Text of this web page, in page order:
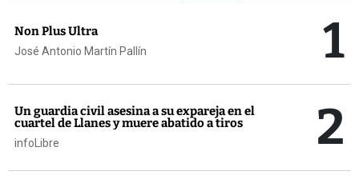
Non Plus Ultra
José Antonio Martín Pallín 1
Un guardia civil asesina a su expareja en el
cuartel de Llanes y muere abatido a tiros
infoLibre 2